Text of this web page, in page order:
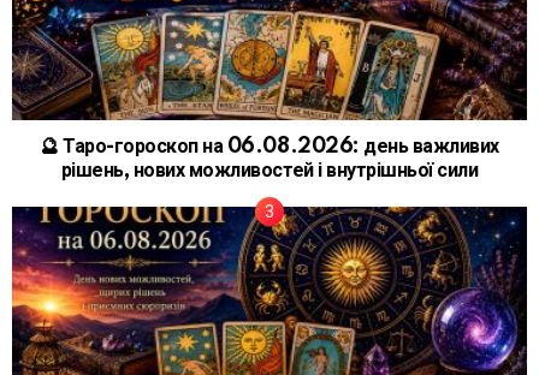
🔮 Таро-гороскоп на 06.08.2026: день важливих
рішень, нових можливостей і внутрішньої сили